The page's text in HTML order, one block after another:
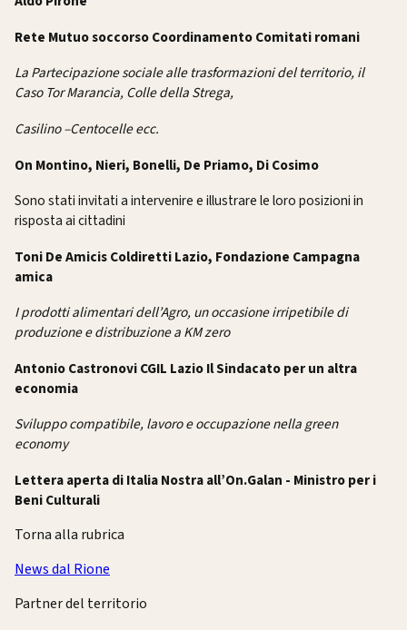
Rete Mutuo soccorso Coordinamento Comitati romani
La Partecipazione sociale alle trasformazioni del territorio, il
Caso Tor Marancia, Colle della Strega,
Casilino –Centocelle ecc.
On Montino, Nieri, Bonelli, De Priamo, Di Cosimo
Sono stati invitati a intervenire e illustrare le loro posizioni in
risposta ai cittadini
Toni De Amicis Coldiretti Lazio, Fondazione Campagna
amica
I prodotti alimentari dell’Agro, un occasione irripetibile di
produzione e distribuzione a KM zero
Antonio Castronovi CGIL Lazio Il Sindacato per un altra
economia
Sviluppo compatibile, lavoro e occupazione nella green
economy
Lettera aperta di Italia Nostra all’On.Galan - Ministro per i
Beni Culturali
Torna alla rubrica
News dal Rione
Partner del territorio